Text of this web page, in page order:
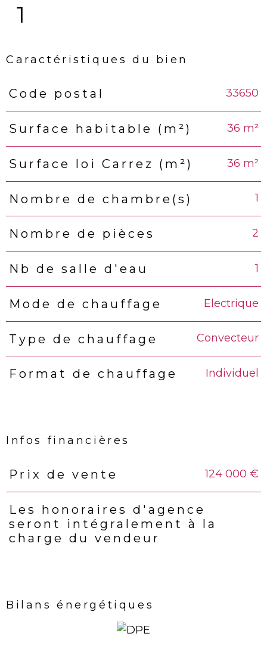
1
Caractéristiques du bien
Caractéristiques
Code postal 33650
Surface habitable (m²) 36 m²
Surface loi Carrez (m²) 36 m²
Nombre de chambre(s) 1
Nombre de pièces 2
Nb de salle d'eau 1
Mode de chauffage Electrique
Type de chauffage Convecteur
Format de chauffage Individuel
Infos financières
Caractéristiques Valeurs
Prix de vente 124 000 €
Les honoraires d'agence
seront intégralement à la
charge du vendeur
Bilans énergétiques